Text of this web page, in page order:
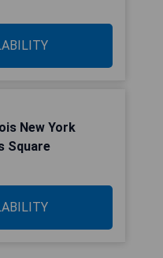
New York
Square